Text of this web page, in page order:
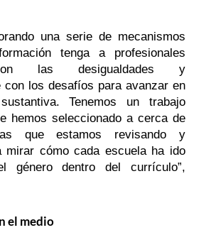
una serie de mecanismos
tenga a profesionales
las desigualdades y
con los desafíos para avanzar en
Tenemos un trabajo
hemos seleccionado a cerca de
que estamos revisando y
mirar cómo cada escuela ha ido
género dentro del currículo”,
el medio